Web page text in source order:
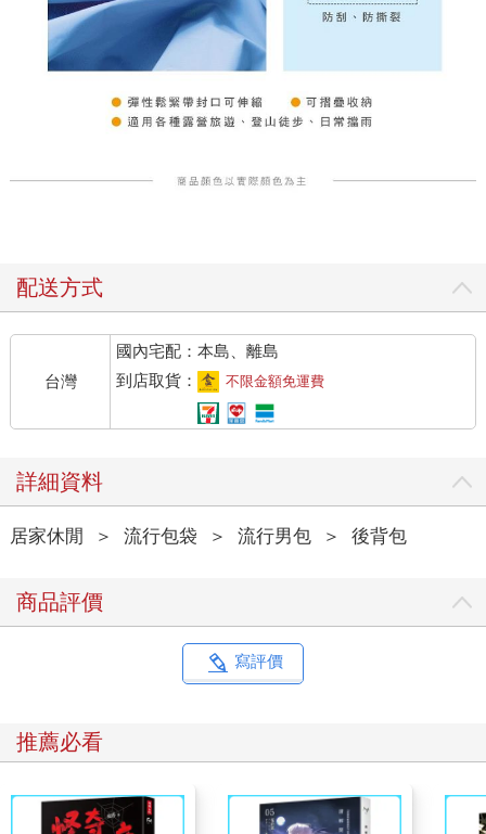
配送方式
台灣
國內宅配：本島、離島
到店取貨：
不限金額免運費
詳細資料
居家休閒 ＞ 流行包袋 ＞ 流行男包 ＞ 後背包
商品評價
寫評價
推薦必看